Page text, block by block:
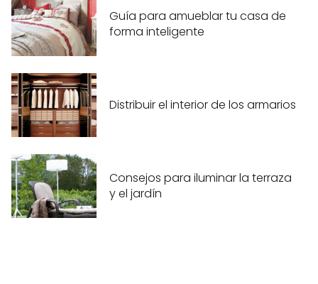
Guía para amueblar tu casa de
forma inteligente
Distribuir el interior de los armarios
Consejos para iluminar la terraza
y el jardín